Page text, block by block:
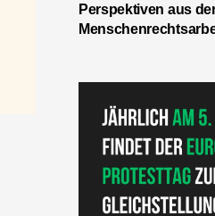
Perspektiven aus